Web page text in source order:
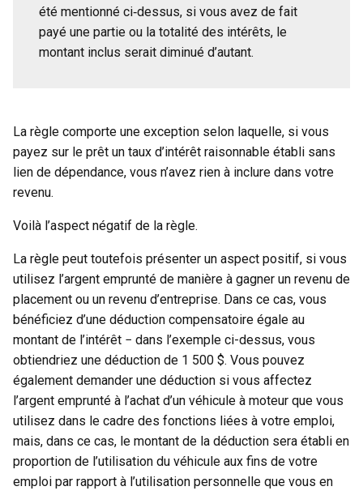
été mentionné ci‑dessus, si vous avez de fait
payé une partie ou la totalité des intérêts, le
montant inclus serait diminué d’autant.
La règle comporte une exception selon laquelle, si vous
payez sur le prêt un taux d’intérêt raisonnable établi sans
lien de dépendance, vous n’avez rien à inclure dans votre
revenu.
Voilà l’aspect négatif de la règle.
La règle peut toutefois présenter un aspect positif, si vous
utilisez l’argent emprunté de manière à gagner un revenu de
placement ou un revenu d’entreprise. Dans ce cas, vous
bénéficiez d’une déduction compensatoire égale au
montant de l’intérêt − dans l’exemple ci-dessus, vous
obtiendriez une déduction de 1 500 $. Vous pouvez
également demander une déduction si vous affectez
l’argent emprunté à l’achat d’un véhicule à moteur que vous
utilisez dans le cadre des fonctions liées à votre emploi,
mais, dans ce cas, le montant de la déduction sera établi en
proportion de l’utilisation du véhicule aux fins de votre
emploi par rapport à l’utilisation personnelle que vous en